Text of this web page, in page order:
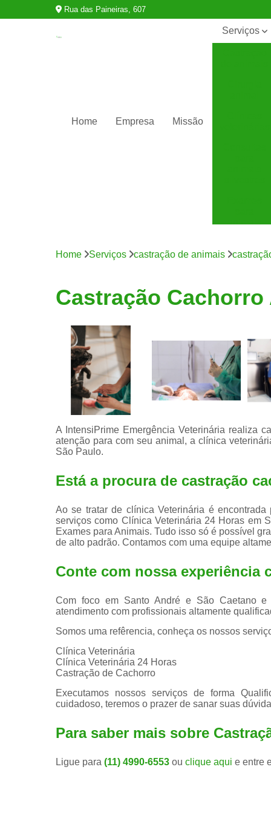
Rua das Paineiras, 607
Home Empresa Missão
Serviços
animais
para
tártaro
Home Serviços castração de animais
Castração
A IntensiPrime Emergência Veterinária realiza
atenção para com seu animal, a clínica
São Paulo.
Está a procura de castração
Ao se tratar de clínica Veterinária é
serviços como Clínica Veterinária 24 Horas em
Exames para Animais. Tudo isso só é possível
de alto padrão. Contamos com uma equipe
Conte com nossa experiência
Com foco em Santo André e São Caetano e
atendimento com profissionais altamente
Somos uma refêrencia, conheça os nossos
Clínica Veterinária
Clínica Veterinária 24 Horas
Castração de Cachorro
Executamos nossos serviços de forma
cuidadoso, teremos o prazer de sanar suas
Para saber mais sobre
Ligue para (11) 4990-6553 ou clique aqui e entre